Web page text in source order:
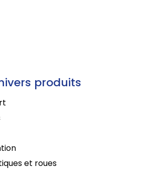
produits
et roues